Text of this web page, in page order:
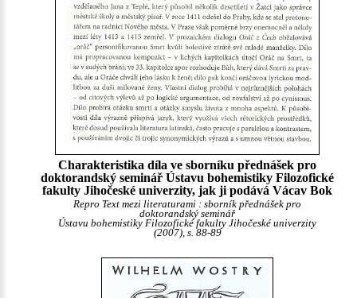
Charakteristika díla ve sborníku přednášek pro
doktorandský seminář Ústavu bohemistiky Filozofické
fakulty Jihočeské univerzity, jak ji podává Vácav Bok
Repro Text mezi literaturami : sborník přednášek pro
doktorandský seminář
Ústavu bohemistiky Filozofické fakulty Jihočeské univerzity
(2007), s. 88-89